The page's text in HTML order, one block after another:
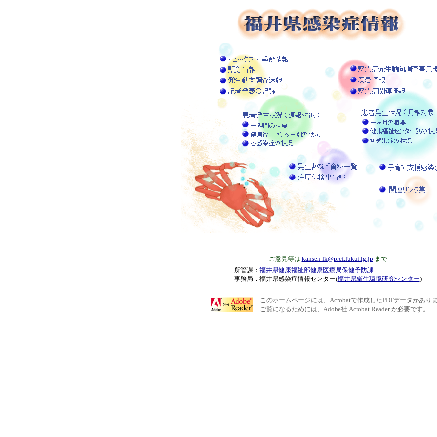
ご意見等は kansen-fk@pref.fukui.lg.jp まで
所管課： 福井県健康福祉部健康医療局保健予防課
事務局：福井県感染症情報センター(福井県衛生環境研究センター)
このホームページには、Acrobatで作成したPDFデータがあり
ご覧になるためには、Adobe社 Acrobat Reader が必要です。